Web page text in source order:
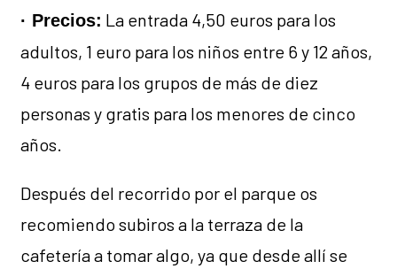
· Precios: La entrada 4,50 euros para los
adultos, 1 euro para los niños entre 6 y 12 años,
4 euros para los grupos de más de diez
personas y gratis para los menores de cinco
años.
Después del recorrido por el parque os
recomiendo subiros a la terraza de la
cafetería a tomar algo, ya que desde allí se